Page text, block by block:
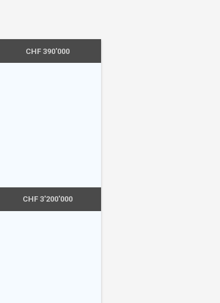
CHF 390'000
CHF 3'200'000